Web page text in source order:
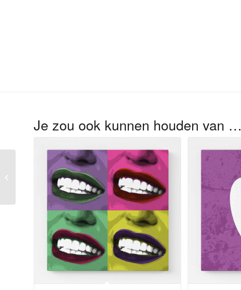
Je zou ook kunnen houden van …
Kiezen op elkaar